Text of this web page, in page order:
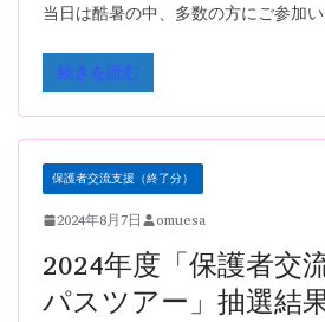
当日は酷暑の中、多数の方にご参加
続きを読む
保護者交流支援（終了分）
2024年8月7日 omuesa
2024年度「保護者交
パスツアー」抽選結